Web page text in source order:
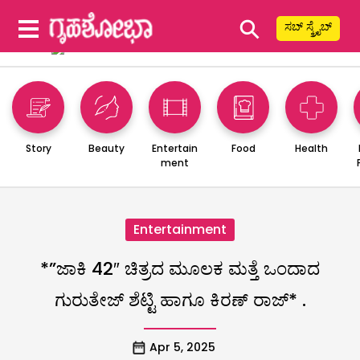
⚲ ಸಬ್ ಸ್ಕ್ರೈಬ್
Story Beauty
Entertain
ment
Food Health
Entertainment
*”ಜಾಕಿ 42″ ಚಿತ್ರದ ಮೂಲಕ ಮತ್ತೆ ಒಂದಾದ
ಗುರುತೇಜ್ ಶೆಟ್ಟಿ ಹಾಗೂ ಕಿರಣ್ ರಾಜ್* .
Apr 5, 2025